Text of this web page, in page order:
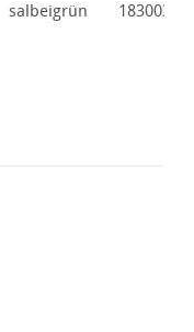
salbeigrün 18300304